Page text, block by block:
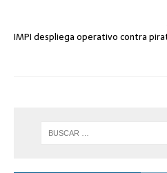
IMPI despliega operativo contra